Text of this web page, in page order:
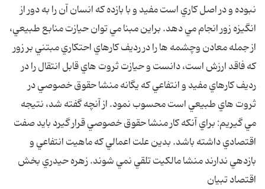
نبوده و در اصل کاري است مفيد و با بازده که انسان آن را به دور از
انگيزه زور انجام مي دهد. براين مبنا مي توان حيازت منابع طبيعي،
از جمله معادن وچشمه ها را در رديف کارهاي احتکاري مبتني بر زور
که فاقد ارزش است، دانست و حيازت ثروت هاي قابل انتقال را در
رديف کارهاي مفيد و انتفاعي که يگانه منشا حقوق خصوصي در
ثروت هاي طبيعي است محسوب نمود. از آنچه گفته شد، نتيجه
مي گيريم: براي آنکه کار منشا حقوق خصوصي قرار گيرد بايد صفت
اقتصادي داشته باشد. بدين علت اعمالي که ماهيت انتفاعي و
بازدهي ندارند منشا مالکيت تلقي نمي شوند. زهره حيدري بخش
اقتصاد تبيان